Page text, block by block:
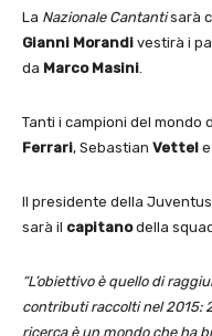
La Nazionale Cantantisarà
Gianni Morandi vestirà i
da Marco Masini.
Tanti i campioni del mondo
Ferrari, Sebastian Vettel
Il presidente della Juventus
sarà il capitanodella
“L’obiettivo è quello di
contributi raccolti nel 2015:
ricerca è un mondo che ha